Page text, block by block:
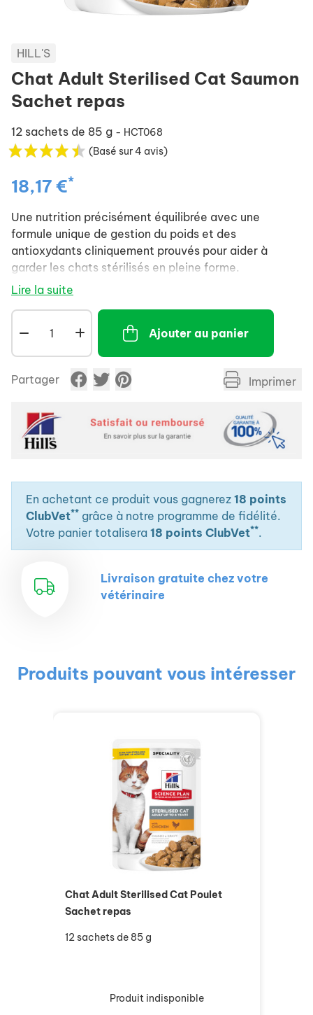
HILL'S
Chat Adult Sterilised Cat Saumon
Sachet repas
12 sachets de 85 g - HCT068
(Basé sur 4 avis)
18,17 €*
Une nutrition précisément équilibrée avec une
formule unique de gestion du poids et des
antioxydants cliniquement prouvés pour aider à
garder les chats stérilisés en pleine forme.
Lire la suite
Ajouter au panier
Partager Imprimer
En achetant ce produit vous gagnerez 18 points
ClubVet** grâce à notre programme de fidélité.
Votre panier totalisera 18 points ClubVet**.
Livraison gratuite chez votre
vétérinaire
Produits pouvant vous intéresser
Chat Adult Sterilised Cat Poulet
Sachet repas
12 sachets de 85 g
Produit indisponible